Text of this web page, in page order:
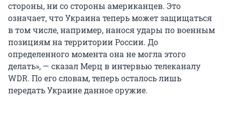
стороны, ни со стороны американцев. Это
означает, что Украина теперь может защищаться
в том числе, например, нанося удары по военным
позициям на территории России. До
определенного момента она не могла этого
делать», — сказал Мерц в интервью телеканалу
WDR. По его словам, теперь осталось лишь
передать Украине данное оружие.